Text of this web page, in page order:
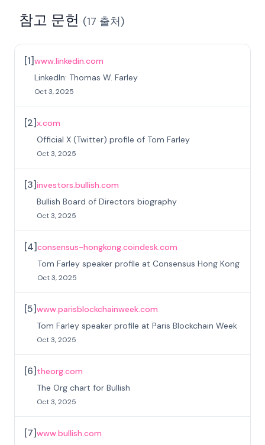
참고 문헌 (17 출처)
[1]www.linkedin.com
LinkedIn: Thomas W. Farley
Oct 3, 2025
[2]x.com
Official X (Twitter) profile of Tom Farley
Oct 3, 2025
[3]investors.bullish.com
Bullish Board of Directors biography
Oct 3, 2025
[4]consensus-hongkong.coindesk.com
Tom Farley speaker profile at Consensus Hong Kong
Oct 3, 2025
[5]www.parisblockchainweek.com
Tom Farley speaker profile at Paris Blockchain Week
Oct 3, 2025
[6] theorg.com
The Org chart for Bullish
Oct 3, 2025
[7]www.bullish.com